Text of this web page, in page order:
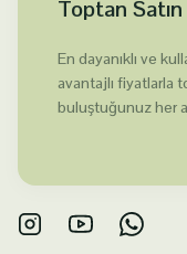
Toptan
En dayanıklı ve
avantajlı fiyatlarla
buluştuğunuz her